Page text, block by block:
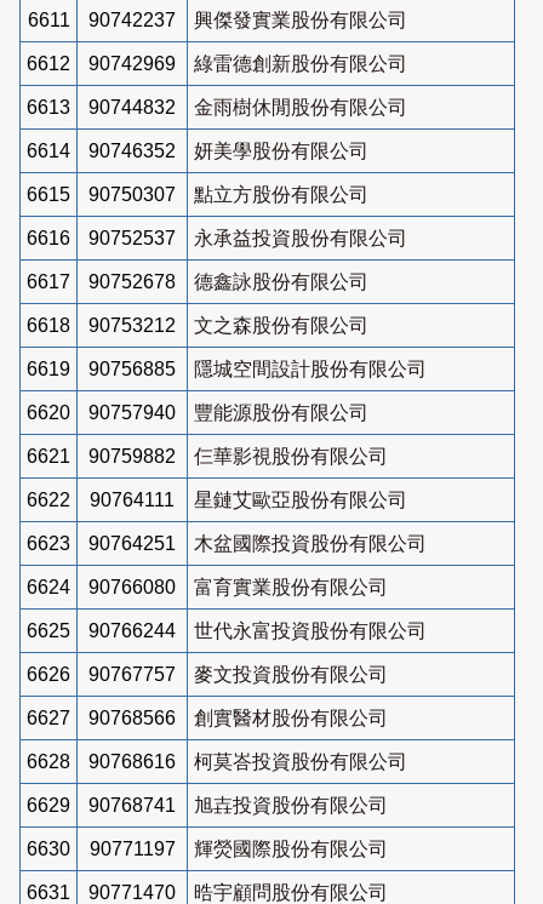
6611 90742237 興傑發實業股份有限公司
6612 90742969 綠雷德創新股份有限公司
6613 90744832 金雨樹休閒股份有限公司
6614 90746352 妍美學股份有限公司
6615 90750307 點立方股份有限公司
6616 90752537 永承益投資股份有限公司
6617 90752678 德鑫詠股份有限公司
6618 90753212 文之森股份有限公司
6619 90756885 隱城空間設計股份有限公司
6620 90757940 豐能源股份有限公司
6621 90759882 仨華影視股份有限公司
6622 90764111 星鏈艾歐亞股份有限公司
6623 90764251 木盆國際投資股份有限公司
6624 90766080 富育實業股份有限公司
6625 90766244 世代永富投資股份有限公司
6626 90767757 麥文投資股份有限公司
6627 90768566 創實醫材股份有限公司
6628 90768616 柯莫峇投資股份有限公司
6629 90768741 旭壵投資股份有限公司
6630 90771197 輝熒國際股份有限公司
6631 90771470 晧宇顧問股份有限公司